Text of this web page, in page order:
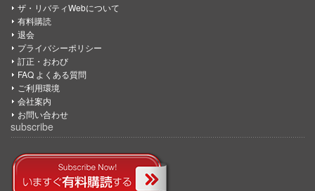
ザ・リバティWebについて
有料購読
退会
プライバシーポリシー
訂正・おわび
FAQ よくある質問
ご利用環境
会社案内
お問い合わせ
subscribe